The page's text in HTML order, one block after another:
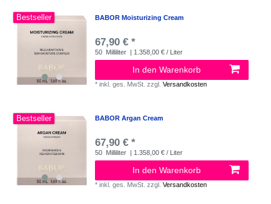
Bestseller BABOR Moisturizing Cream
67,90 € *
50 Milliliter | 1.358,00 € / Liter
In den Warenkorb
*inkl. ges. MwSt. zzgl.Versandkosten
Bestseller BABOR Argan Cream
67,90 € *
50 Milliliter | 1.358,00 € / Liter
In den Warenkorb
*inkl. ges. MwSt. zzgl.Versandkosten